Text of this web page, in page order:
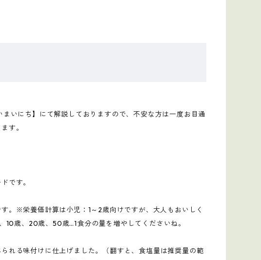
いにち】にて解説しておりますので、不安な方は一度お目通
す。
です。
。※栄養価計算は小児：1～2歳向けですが、大人もおいしく
歳、20歳、50歳…1食分の量を増やしてくださいね。
れる味付けに仕上げました。（翻すと、食塩量は推奨量の範